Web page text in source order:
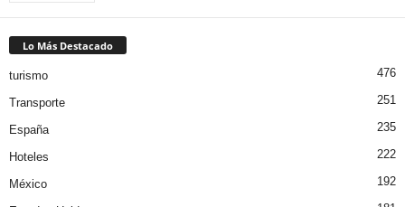
Lo Más Destacado
turismo 476
Transporte 251
España 235
Hoteles 222
México 192